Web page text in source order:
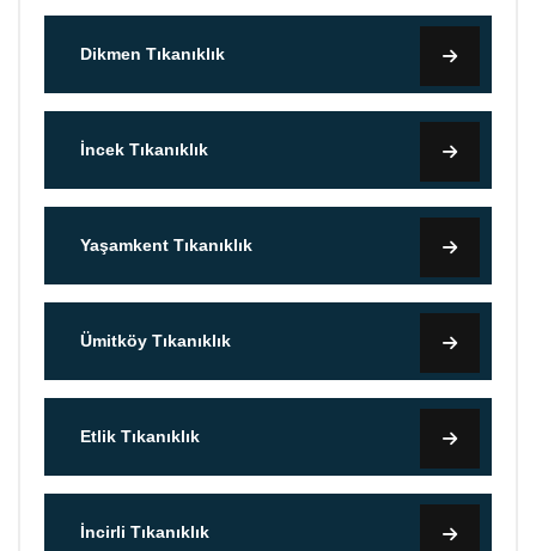
Dikmen Tıkanıklık
İncek Tıkanıklık
Yaşamkent Tıkanıklık
Ümitköy Tıkanıklık
Etlik Tıkanıklık
İncirli Tıkanıklık